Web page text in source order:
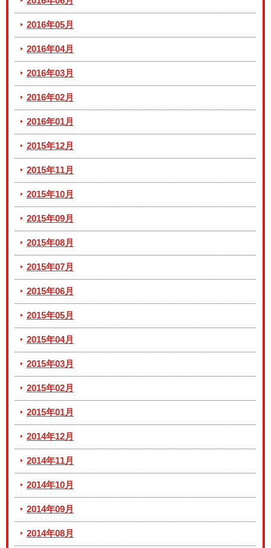
2016年05月
2016年04月
2016年03月
2016年02月
2016年01月
2015年12月
2015年11月
2015年10月
2015年09月
2015年08月
2015年07月
2015年06月
2015年05月
2015年04月
2015年03月
2015年02月
2015年01月
2014年12月
2014年11月
2014年10月
2014年09月
2014年08月